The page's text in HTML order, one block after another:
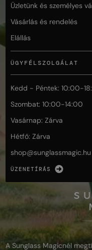
Üzletünk és személyes
Vásárlás és rendelés
Elállás
ÜGYFÉLSZOLGÁLAT
Kedd - Péntek: 10:00-
Szombat: 10:00-14:00
Vasárnap: Zárva
Hétfő: Zárva
shop@sunglassmagic.hu
ÜZENETÍRÁS
A Sunglass Magicnél